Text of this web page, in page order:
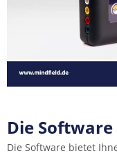
Die Software
Die Software bietet